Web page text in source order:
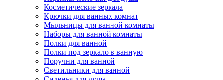
Косметические зеркала
Крючки для ванных комнат
Мыльницы для ванной комнаты
Наборы для ванной комнаты
Полки для ванной
Полки под зеркало в ванную
Поручни для ванной
Светильники для ванной